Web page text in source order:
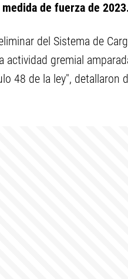
de fuerza de
del Sistema de
gremial
48 de la ley", detallaron